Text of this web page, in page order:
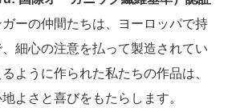
ーの仲間たちは、ヨーロッパで持
細心の注意を払って製造されてい
ように作られた私たちの作品は、
よさと喜びをもたらします。